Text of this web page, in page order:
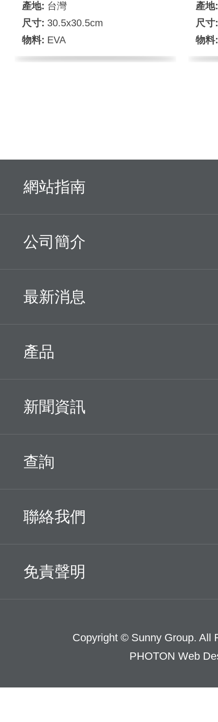
產地: 台灣
尺寸: 30.5x30.5cm
物料: EVA
產地:
尺寸:
物料:
網站指南
公司簡介
最新消息
產品
新聞資訊
查詢
聯絡我們
免責聲明
Copyright © Sunny Group. All
PHOTON Web